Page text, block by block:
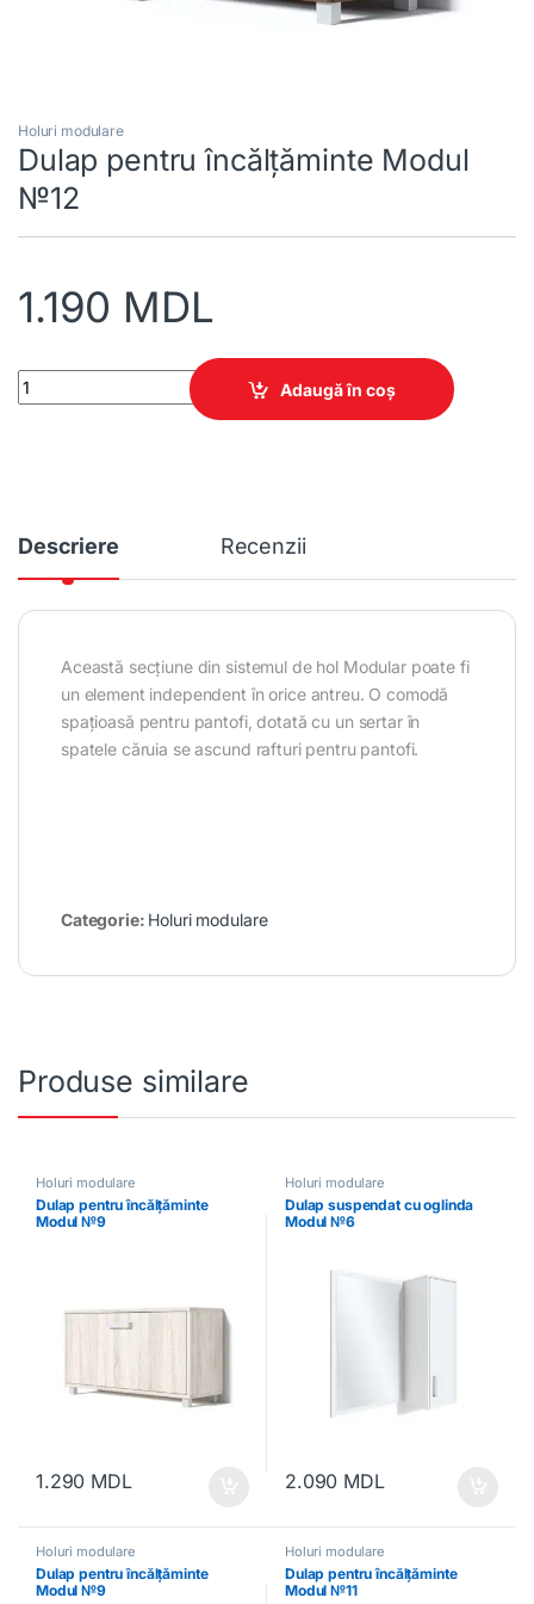
Holuri modulare
Dulap pentru încălțăminte Modul
№12
1.190 MDL
Dulap pentru încălțăminte Modul №12 quantity
Adaugă în coș
Descriere Recenzii
Această secțiune din sistemul de hol Modular poate fi
un element independent în orice antreu. O comodă
spațioasă pentru pantofi, dotată cu un sertar în
spatele căruia se ascund rafturi pentru pantofi.
Categorie: Holuri modulare
Produse similare
Holuri modulare
Dulap pentru încălțăminte
Modul №9
1.290 MDL
Holuri modulare
Dulap suspendat cu oglinda
Modul №6
2.090 MDL
Holuri modulare
Dulap pentru încălțăminte
Modul №9
Holuri modulare
Dulap pentru încălțăminte
Modul №11